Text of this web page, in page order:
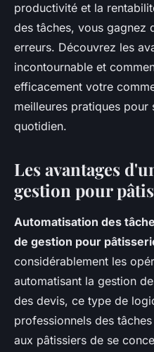
productivité et la
des tâches, vous gagnez
erreurs. Découvrez les
incontournable et
efficacement votre
meilleures pratiques
quotidien.
Les avantages
gestion pour
Automatisation des
de gestion pour
considérablement les
automatisant la gestion
des devis, ce type de
professionnels des
aux pâtissiers de se